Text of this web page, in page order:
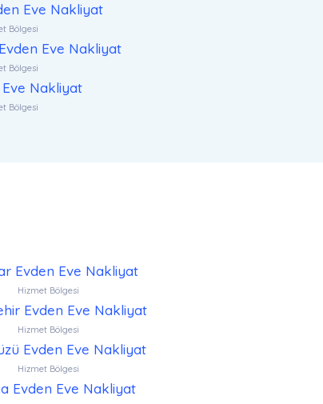
Eve Nakliyat
Bölgesi
Eve Nakliyat
Bölgesi
Eve Nakliyat
Bölgesi
Evden Eve Nakliyat
Hizmet Bölgesi
Evden Eve Nakliyat
Hizmet Bölgesi
Evden Eve Nakliyat
Hizmet Bölgesi
Evden Eve Nakliyat